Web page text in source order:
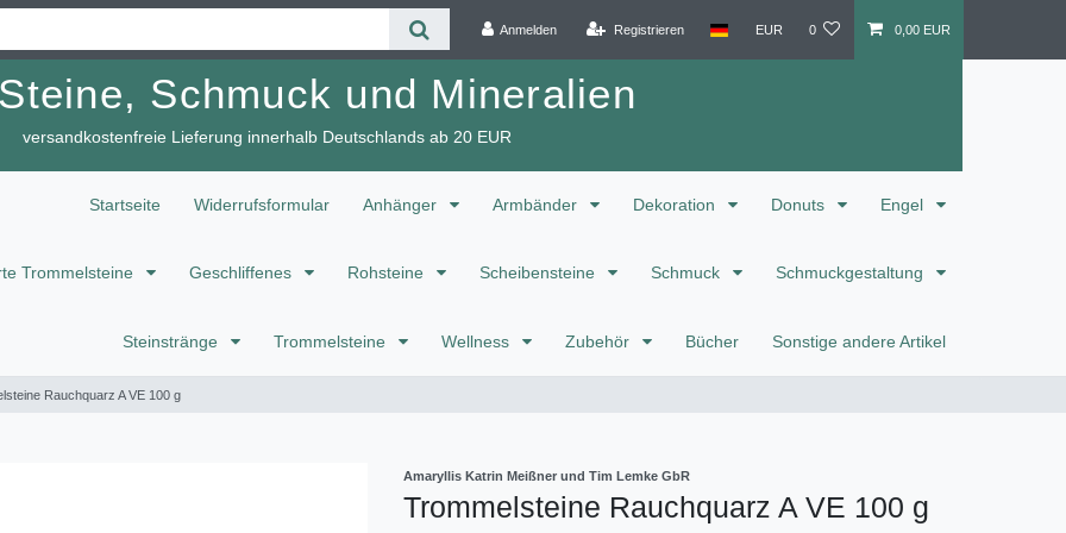
Anmelden Registrieren EUR 0 0,00 EUR
Schmuck und Mineralien
versandkostenfreie Lieferung innerhalb Deutschlands ab 20 EUR
Startseite Widerrufsformular Anhänger Armbänder Dekoration Donuts Engel
Trommelsteine Geschliffenes Rohsteine Scheibensteine Schmuck Schmuckgestaltung
Steinstränge Trommelsteine Wellness Zubehör Bücher Sonstige andere Artikel
Rauchquarz A VE 100 g
Amaryllis Katrin Meißner und Tim Lemke GbR
Trommelsteine Rauchquarz A VE 100 g